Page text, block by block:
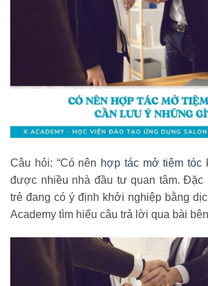
Câu hỏi: “Có nên hợp tác mở tiệm tóc
được nhiều nhà đầu tư quan tâm. Đặc
trẻ đang có ý định khởi nghiệp bằng
Academy tìm hiểu câu trả lời qua bài